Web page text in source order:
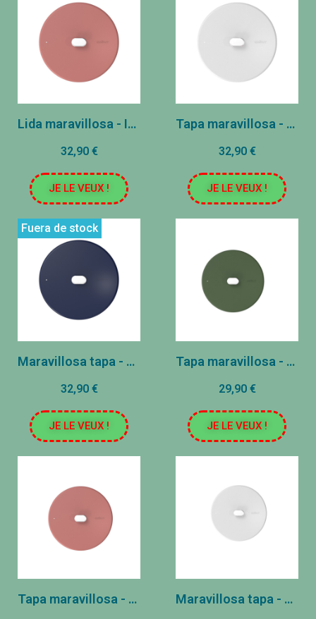
Lida maravillosa - Inox - Guimauve (24 cm)
32,90 €
JE LE VEUX !
Tapa maravillosa - acero inoxidable - polar (24 cm)
32,90 €
JE LE VEUX !
Fuera de stock
Maravillosa tapa - acero inoxidable - arándano (24 cm)
32,90 €
JE LE VEUX !
Tapa maravillosa - acero inoxidable - helecho (20 cm)
29,90 €
JE LE VEUX !
Tapa maravillosa - Acero inoxidable - Malshmallow (20 cm) Maravillosa tapa - acero inoxidable - polar (20 cm)